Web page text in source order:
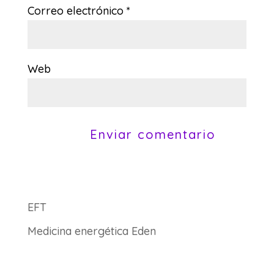
Correo electrónico *
Web
EFT
Medicina energética Eden